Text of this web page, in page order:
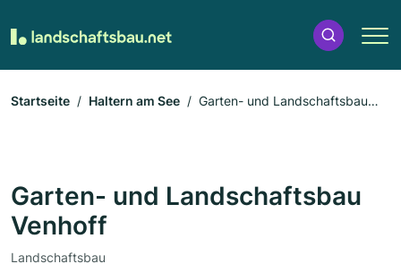
Startseite Haltern am See
Garten- und Landschaftsbau
Garten- und Landschaftsbau
Venhoff
Landschaftsbau